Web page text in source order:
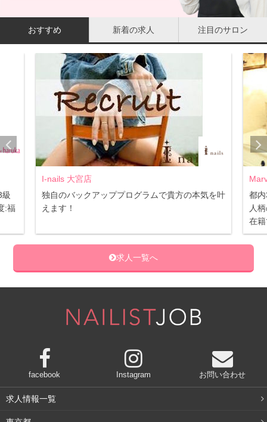
おすすめ 新着の求人 注目のサロン
:福
I-nails 大宮店
独自のバックアッププログラムで貴方の本気を叶
えます！
都
人
在
求人一覧へ
facebook Instagram お問い合わせ
求人情報一覧